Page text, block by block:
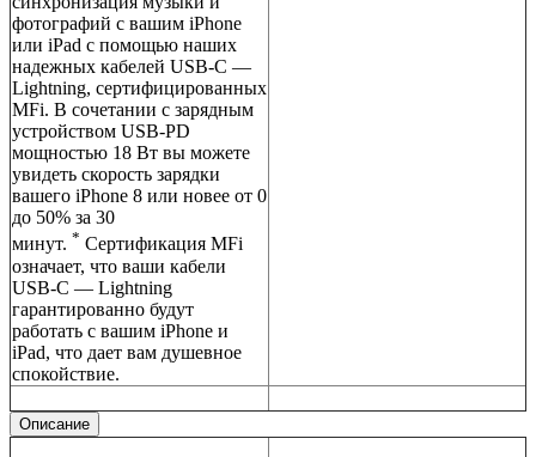
фотографий с вашим iPhone
или iPad с помощью наших
надежных кабелей USB-C —
Lightning, сертифицированных
MFi. В сочетании с зарядным
устройством USB-PD
мощностью 18 Вт вы можете
увидеть скорость зарядки
вашего iPhone 8 или новее от 0
до 50% за 30
минут. * Сертификация MFi
означает, что ваши кабели
USB-C — Lightning
гарантированно будут
работать с вашим iPhone и
iPad, что дает вам душевное
спокойствие.
Описание